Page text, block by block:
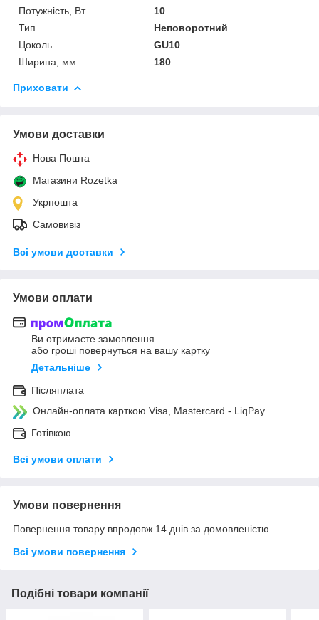
Потужність, Вт
10
Тип
Неповоротний
Цоколь
GU10
Ширина, мм
180
Приховати
Умови доставки
Нова Пошта
Магазини Rozetka
Укрпошта
Самовивіз
Всі умови доставки
Умови оплати
Ви отримаєте замовлення
або гроші повернуться на вашу картку
Детальніше
Післяплата
Онлайн-оплата карткою Visa, Mastercard - LiqPay
Готівкою
Всі умови оплати
Умови повернення
Повернення товару впродовж 14 днів за домовленістю
Всі умови повернення
Подібні товари компанії